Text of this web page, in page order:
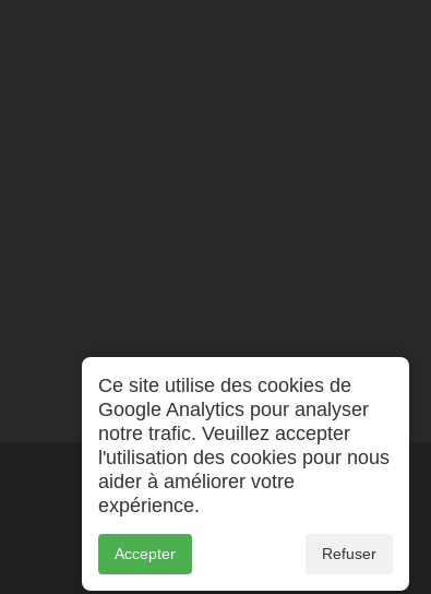
Ce site utilise des cookies de
Google Analytics pour analyser
notre trafic. Veuillez accepter
l'utilisation des cookies pour nous
aider à améliorer votre
expérience.
Accepter Refuser